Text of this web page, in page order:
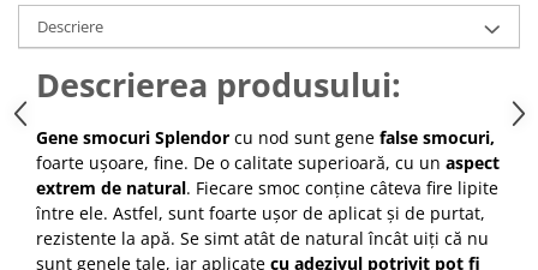
Cap manechin par natural
Foarfece de tuns
Foarfece de filat
Descriere
Descrierea produsului:
Gene smocuri Splendor cu nod sunt gene false smocuri,
foarte ușoare, fine. De o calitate superioară, cu un aspect
extrem de natural. Fiecare smoc conține câteva fire lipite
între ele. Astfel, sunt foarte ușor de aplicat și de purtat,
rezistente la apă. Se simt atât de natural încât uiți că nu
sunt genele tale, iar aplicate cu adezivul potrivit pot fi